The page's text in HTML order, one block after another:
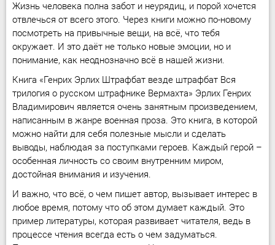
Жизнь человека полна забот и неурядиц, и порой хочется
отвлечься от всего этого. Через книги можно по-новому
посмотреть на привычные вещи, на всё, что тебя
окружает. И это даёт не только новые эмоции, но и
понимание, как неоднозначно всё в нашей жизни.
Книга «Генрих Эрлих Штрафбат везде штрафбат Вся
трилогия о русском штрафнике Вермахта» Эрлих Генрих
Владимирович является очень занятным произведением,
написанным в жанре военная проза. Это книга, в которой
можно найти для себя полезные мысли и сделать
выводы, наблюдая за поступками героев. Каждый герой –
особенная личность со своим внутренним миром,
достойная внимания и изучения.
И важно, что всё, о чем пишет автор, вызывает интерес в
любое время, потому что об этом думает каждый. Это
пример литературы, которая развивает читателя, ведь в
процессе чтения всегда есть о чем задуматься.